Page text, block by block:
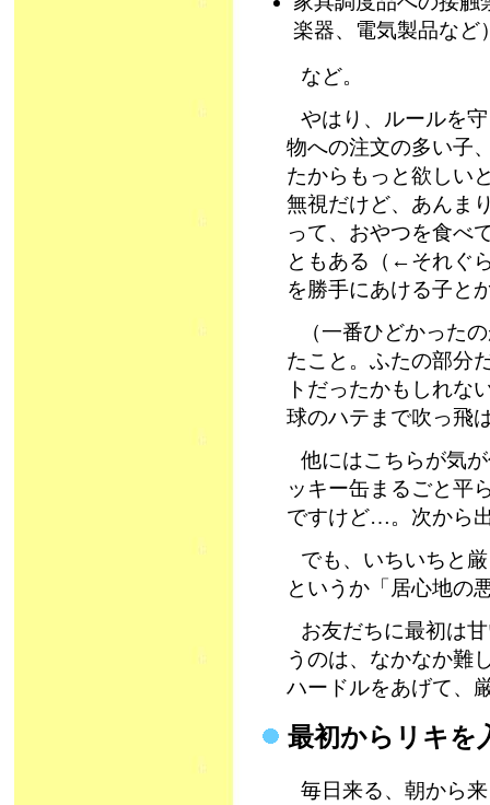
楽器、電気製品など
など。
やはり、ルールを
物への注文の多い子
たからもっと欲しい
無視だけど、あんま
って、おやつを食べ
ともある（←それぐ
を勝手にあける子と
（一番ひどかった
たこと。ふたの部分
トだったかもしれな
球のハテまで吹っ飛
他にはこちらが気
ッキー缶まるごと平
ですけど…。次から
でも、いちいちと
というか「居心地の
お友だちに最初は
うのは、なかなか難
ハードルをあげて、
最初からリキを
毎日来る、朝から